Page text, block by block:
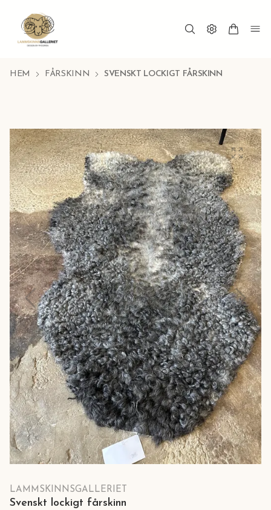
HEM FÅRSKINN SVENSKT LOCKIGT FÅRSKINN
LAMMSKINNSGALLERIET
Svenskt lockigt fårskinn